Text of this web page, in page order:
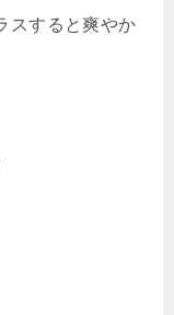
スすると爽やか